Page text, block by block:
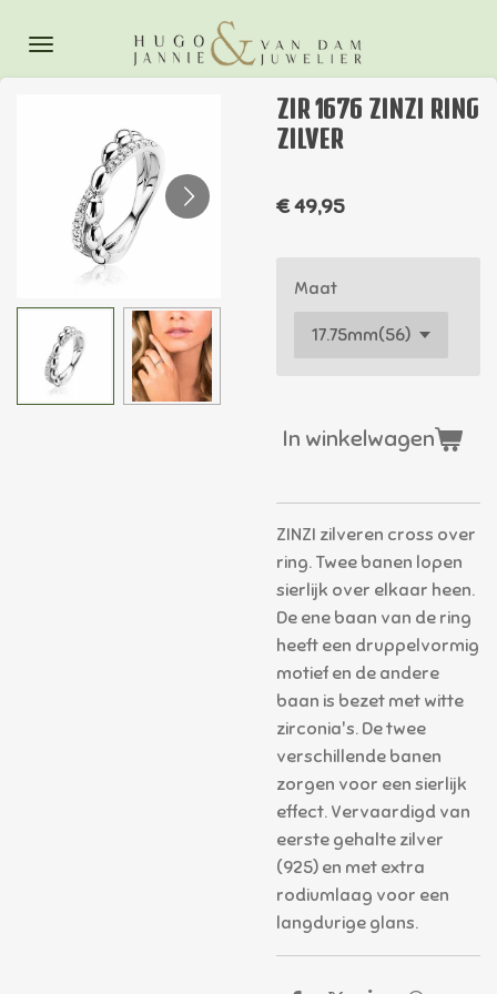
direct
naar
hoofdinhoud
ZIR 1676 ZINZI RING
ZILVER
€ 49,95
Maat
In winkelwagen
ZINZI zilveren cross over
ring. Twee banen lopen
sierlijk over elkaar heen.
De ene baan van de ring
heeft een druppelvormig
motief en de andere
baan is bezet met witte
zirconia's. De twee
verschillende banen
zorgen voor een sierlijk
effect. Vervaardigd van
eerste gehalte zilver
(925) en met extra
rodiumlaag voor een
langdurige glans.